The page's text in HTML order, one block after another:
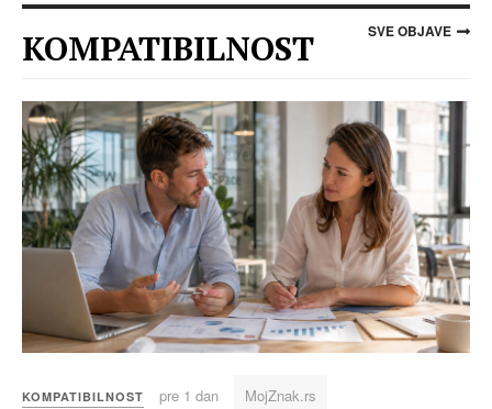
KOMPATIBILNOST SVE OBJAVE
KOMPATIBILNOST pre 1 dan MojZnak.rs